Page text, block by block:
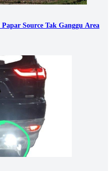
Source Tak Ganggu Area